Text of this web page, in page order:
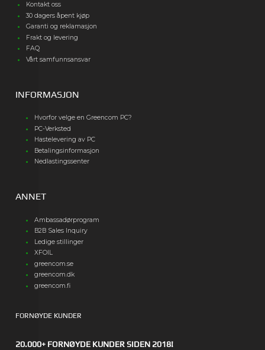
Kontakt oss
30 dagers åpent kjøp
Garanti og reklamasjon
Frakt og levering
FAQ
Vårt samfunnsansvar
INFORMASJON
Hvorfor velge en Greencom PC?
PC-Verksted
Hastelevering av PC
Betalingsinformasjon
Nedlastingssenter
ANNET
Ambassadørprogram
B2B Sales Inquiry
Ledige stillinger
XFOIL
greencom.se
greencom.dk
greencom.fi
FORNØYDE KUNDER
20.000+ FORNØYDE KUNDER SIDEN 2018!